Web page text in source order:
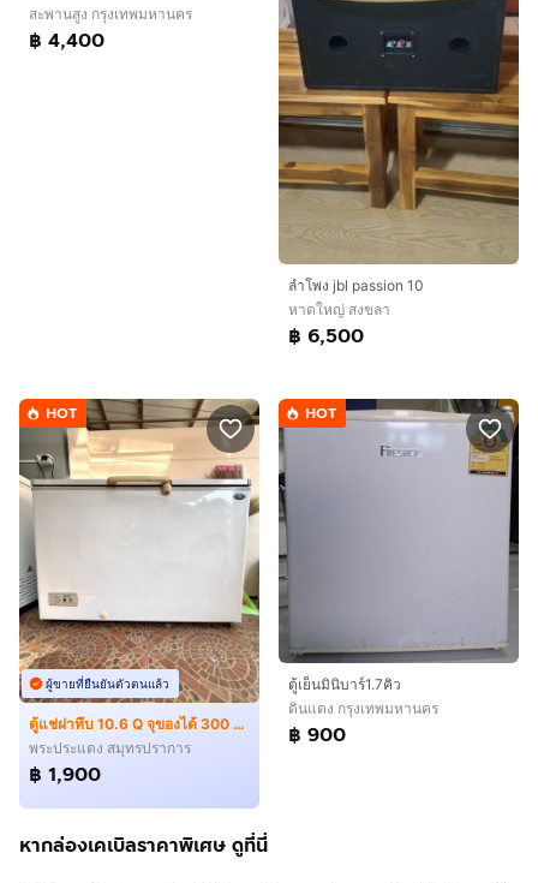
สะพานสูง กรุงเทพมหานคร
฿ 4,400
ลำโพง jbl passion 10
หาดใหญ่ สงขลา
฿ 6,500
HOT
ผู้ขายที่ยืนยันตัวตนแล้ว
ตู้แช่ฝาทึบ 10.6 Q จุของได้ 300 ลิตร ราคาถูกมาก
พระประแดง สมุทรปราการ
฿ 1,900
HOT
ตู้เย็นมินิบาร์1.7คิว
ดินแดง กรุงเทพมหานคร
฿ 900
หากล่องเคเบิลราคาพิเศษ ดูที่นี่